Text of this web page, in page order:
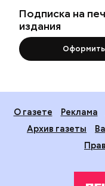
Подписка на
издания
Оформить
О газете Реклама
Архив газеты